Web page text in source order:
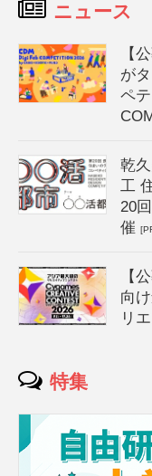
ニュース
【
が
ペ
乾
工
20
催
【
向
リ
特集